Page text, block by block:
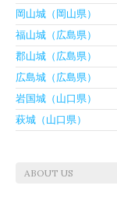
岡山城（岡山県）
福山城（広島県）
郡山城（広島県）
広島城（広島県）
岩国城（山口県）
萩城（山口県）
ABOUT US